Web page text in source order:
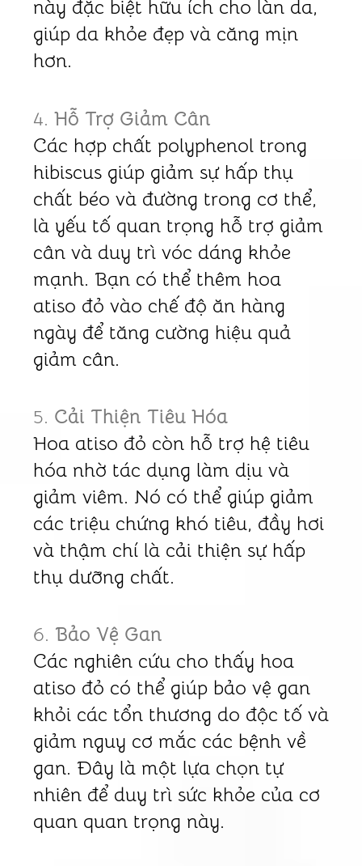
này đặc biệt hữu ích cho làn da,
giúp da khỏe đẹp và căng mịn
hơn.
4. Hỗ Trợ Giảm Cân
Các hợp chất polyphenol trong
hibiscus giúp giảm sự hấp thụ
chất béo và đường trong cơ thể,
là yếu tố quan trọng hỗ trợ giảm
cân và duy trì vóc dáng khỏe
mạnh. Bạn có thể thêm hoa
atiso đỏ vào chế độ ăn hàng
ngày để tăng cường hiệu quả
giảm cân.
5. Cải Thiện Tiêu Hóa
Hoa atiso đỏ còn hỗ trợ hệ tiêu
hóa nhờ tác dụng làm dịu và
giảm viêm. Nó có thể giúp giảm
các triệu chứng khó tiêu, đầy hơi
và thậm chí là cải thiện sự hấp
thụ dưỡng chất.
6. Bảo Vệ Gan
Các nghiên cứu cho thấy hoa
atiso đỏ có thể giúp bảo vệ gan
khỏi các tổn thương do độc tố và
giảm nguy cơ mắc các bệnh về
gan. Đây là một lựa chọn tự
nhiên để duy trì sức khỏe của cơ
quan quan trọng này.